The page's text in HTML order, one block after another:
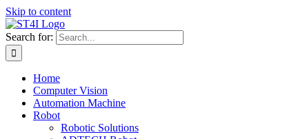
Skip to content
Search for:
Home
Computer Vision
Automation Machine
Robot
Robotic Solutions